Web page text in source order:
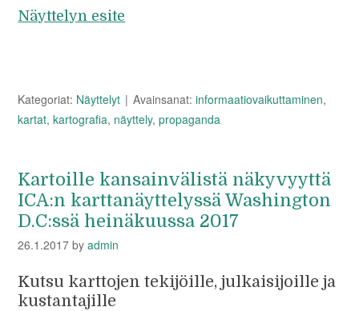
Näyttelyn esite
Kategoriat: Näyttelyt Avainsanat:informaatiovaikuttaminen,
kartat,kartografia, näyttely,propaganda
Kartoille kansainvälistä näkyvyyttä
ICA:n karttanäyttelyssä Washington
D.C:ssä heinäkuussa 2017
26.1.2017 byadmin
Kutsu karttojen tekijöille, julkaisijoille ja
kustantajille